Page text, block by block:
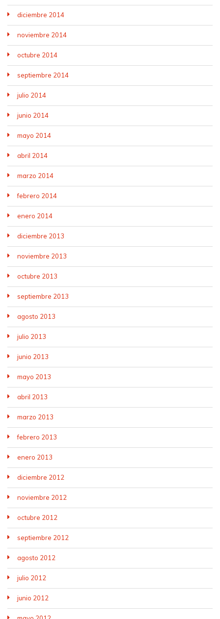
diciembre 2014
noviembre 2014
octubre 2014
septiembre 2014
julio 2014
junio 2014
mayo 2014
abril 2014
marzo 2014
febrero 2014
enero 2014
diciembre 2013
noviembre 2013
octubre 2013
septiembre 2013
agosto 2013
julio 2013
junio 2013
mayo 2013
abril 2013
marzo 2013
febrero 2013
enero 2013
diciembre 2012
noviembre 2012
octubre 2012
septiembre 2012
agosto 2012
julio 2012
junio 2012